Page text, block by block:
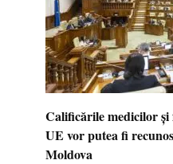
Calificările medicilor
UE vor putea fi
Moldova